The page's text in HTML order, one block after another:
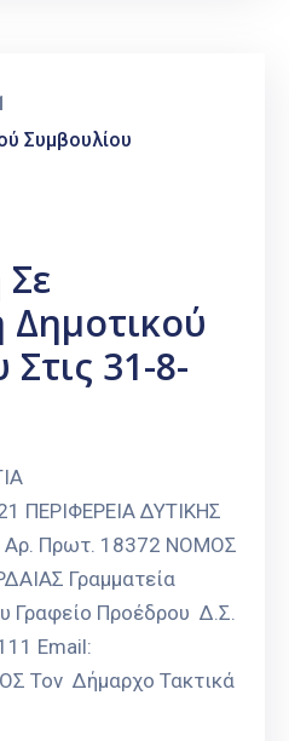
Συμβουλίου
Δημοτικού
31-8-
ΠΕΡΙΦΕΡΕΙΑ ΔΥΤΙΚΗΣ
18372 ΝΟΜΟΣ
Γραμματεία
Γραφείο Προέδρου Δ.Σ.
Email:
Τον Δήμαρχο Τακτικά